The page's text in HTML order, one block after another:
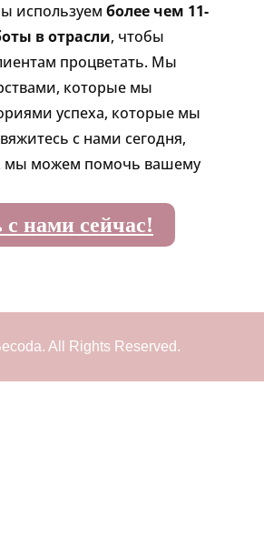
используем более чем 11-
в отрасли, чтобы
процветать. Мы
которые мы
успеха, которые мы
с нами сегодня,
мы можем помочь вашему
нами сейчас!
All Rights Reserved.